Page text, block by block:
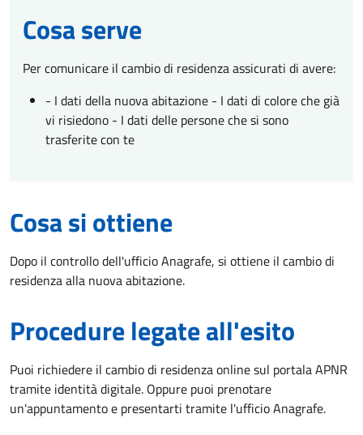
Cosa serve
Per comunicare il cambio di residenza assicurati di avere:
- I dati della nuova abitazione - I dati di colore che già
vi risiedono - I dati delle persone che si sono
trasferite con te
Cosa si ottiene
Dopo il controllo dell'ufficio Anagrafe, si ottiene il cambio di
residenza alla nuova abitazione.
Procedure legate all'esito
Puoi richiedere il cambio di residenza online sul portala APNR
tramite identità digitale. Oppure puoi prenotare
un'appuntamento e presentarti tramite l'ufficio Anagrafe.